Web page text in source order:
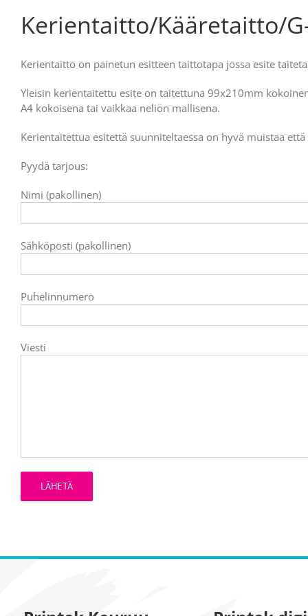
Kerientaitto/Kääretaitto/
Kerientaitto on painetun esitteen taittotapa jossa esite
Yleisin kerientaitettu esite on taitettuna 99x210mm
A4 kokoisena tai vaikkaa neliön mallisena.
Kerientaitettua esitettä suunniteltaessa on hyvä muistaa
Pyydä tarjous:
Nimi (pakollinen)
Sähköposti (pakollinen)
Puhelinnumero
Viesti